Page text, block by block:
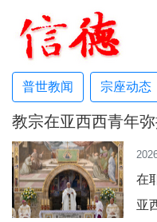
普世教闻 宗座动态
教宗在亚西西青年
加肖似基督
在
亚